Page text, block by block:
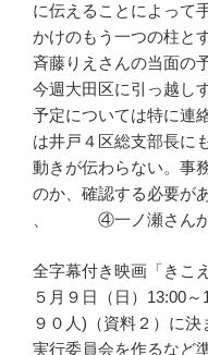
に伝えることによって
かけのもう一つの柱と
斉藤りえさんの当面の
今週大田区に引っ越し
予定については特に連
は井戸４区総支部長に
動きが伝わらない。事
のか、確認する必要があ
、 ④一ノ瀬さんか
全字幕付き映画「きこ
５月９日（日）13:00
９０人)（資料２）に
実行委員会を作るなど